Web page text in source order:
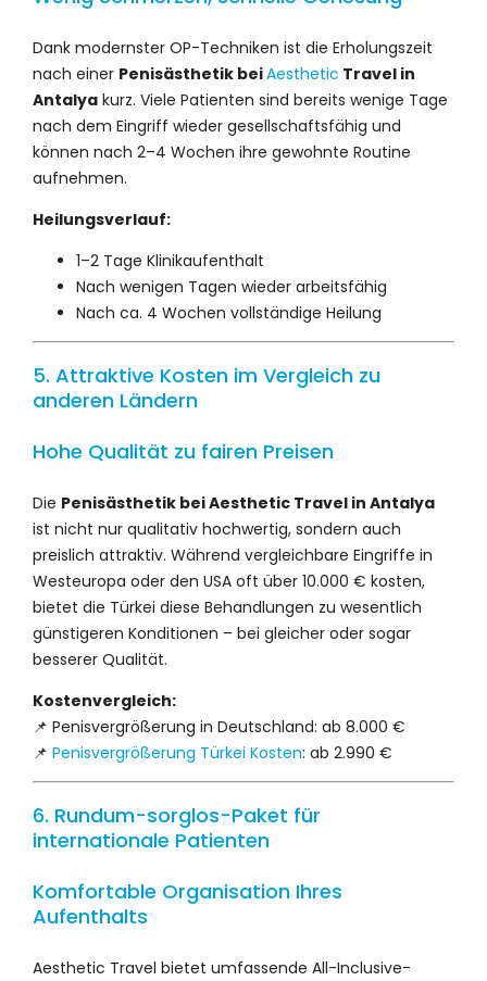
Dank modernster OP-Techniken ist die Erholungszeit
nach einer Penisästhetik beiAesthetic Travel in
Antalya kurz. Viele Patienten sind bereits wenige Tage
nach dem Eingriff wieder gesellschaftsfähig und
können nach 2–4 Wochen ihre gewohnte Routine
aufnehmen.
Heilungsverlauf:
1–2 Tage Klinikaufenthalt
Nach wenigen Tagen wieder arbeitsfähig
Nach ca. 4 Wochen vollständige Heilung
5. Attraktive Kosten im Vergleich zu
anderen Ländern
Hohe Qualität zu fairen Preisen
Die Penisästhetik bei Aesthetic Travel in Antalya
ist nicht nur qualitativ hochwertig, sondern auch
preislich attraktiv. Während vergleichbare Eingriffe in
Westeuropa oder den USA oft über 10.000 € kosten,
bietet die Türkei diese Behandlungen zu wesentlich
günstigeren Konditionen – bei gleicher oder sogar
besserer Qualität.
Kostenvergleich:
📌 Penisvergrößerung in Deutschland: ab 8.000 €
📌 Penisvergrößerung Türkei Kosten: ab 2.990 €
6. Rundum-sorglos-Paket für
internationale Patienten
Komfortable Organisation Ihres
Aufenthalts
Aesthetic Travel bietet umfassende All-Inclusive-